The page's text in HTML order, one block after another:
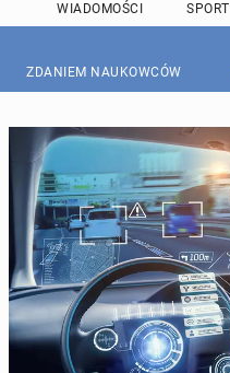
WIADOMOŚCI SPORT
ZDANIEM NAUKOWCÓW